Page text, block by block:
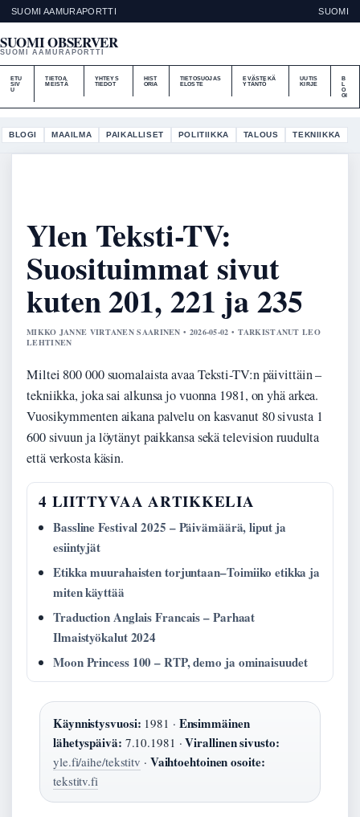
SUOMI AAMURAPORTTI SUOMI
SUOMI OBSERVER
SUOMI AAMURAPORTTI
ETU
SIV
U
TIETOA
MEISTÄ
YHTEYS
TIEDOT
HIST
ORIA
TIETOSUOJAS
ELOSTE
EVÄSTEKÄ
YTÄNTÖ
UUTIS
KIRJE
B
O
GI
BLOGI MAAILMA PAIKALLISET POLITIIKKA TALOUS TEKNIIKKA
Ylen Teksti-TV:
Suosituimmat sivut
kuten 201, 221 ja 235
MIKKO JANNE VIRTANEN SAARINEN • 2026-05-02 • TARKISTANUT LEO
LEHTINEN
Miltei 800 000 suomalaista avaa Teksti-TV:n päivittäin –
tekniikka, joka sai alkunsa jo vuonna 1981, on yhä arkea.
Vuosikymmenten aikana palvelu on kasvanut 80 sivusta 1
600 sivuun ja löytänyt paikkansa sekä television ruudulta
että verkosta käsin.
4 LIITTYVAA ARTIKKELIA
Bassline Festival 2025 – Päivämäärä, liput ja
esiintyjät
Etikka muurahaisten torjuntaan–Toimiiko etikka ja
miten käyttää
Traduction Anglais Francais – Parhaat
Ilmaistyökalut 2024
Moon Princess 100 – RTP, demo ja ominaisuudet
Käynnistysvuosi: 1981 · Ensimmäinen
lähetyspäivä: 7.10.1981 ·Virallinen sivusto:
yle.fi/aihe/tekstitv · Vaihtoehtoinen osoite:
tekstitv.fi